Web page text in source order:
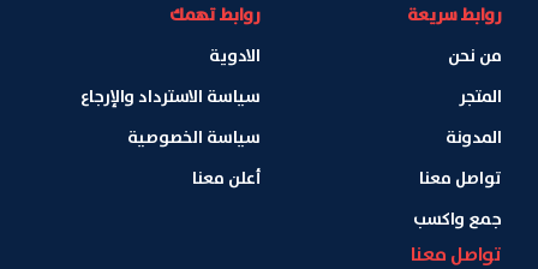
روابط سريعة
من نحن
المتجر
المدونة
تواصل معنا
جمع واكسب
روابط تهمك
الادوية
سياسة الاسترداد والإرجاع
سياسة الخصوصية
أعلن معنا
تواصل معنا